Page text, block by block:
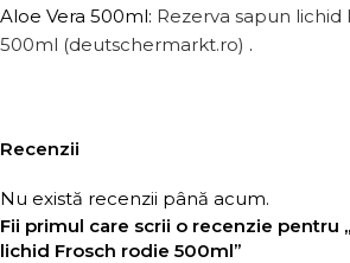
Aloe Vera 500ml: Rezerva sapun lichid
500ml (deutschermarkt.ro) .
Recenzii
Nu există recenzii până acum.
Fii primul care scrii o recenzie pentru
lichid Frosch rodie 500ml”